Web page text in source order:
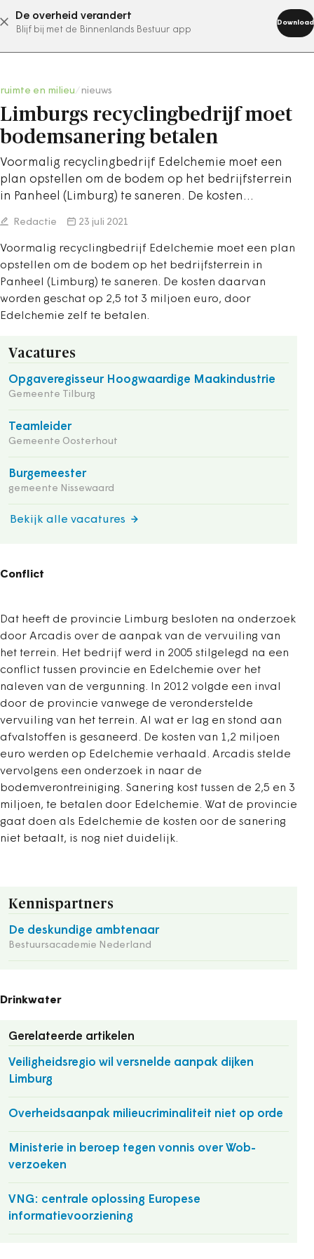
De overheid verandert
Blijf bij met de Binnenlands Bestuur app
Download
abonneer nu
ruimte en milieu nieuws
Limburgs recyclingbedrijf moet
bodemsanering betalen
Voormalig recyclingbedrijf Edelchemie moet een
plan opstellen om de bodem op het bedrijfsterrein
in Panheel (Limburg) te saneren. De kosten…
Redactie 23 juli 2021
Voormalig recyclingbedrijf Edelchemie moet een plan
opstellen om de bodem op het bedrijfsterrein in
Panheel (Limburg) te saneren. De kosten daarvan
worden geschat op 2,5 tot 3 miljoen euro, door
Edelchemie zelf te betalen.
Vacatures
Opgaveregisseur Hoogwaardige Maakindustrie
Gemeente Tilburg
Teamleider
Gemeente Oosterhout
Burgemeester
gemeente Nissewaard
Bekijk alle vacatures
Conflict
Dat heeft de provincie Limburg besloten na onderzoek
door Arcadis over de aanpak van de vervuiling van
het terrein. Het bedrijf werd in 2005 stilgelegd na een
conflict tussen provincie en Edelchemie over het
naleven van de vergunning. In 2012 volgde een inval
door de provincie vanwege de veronderstelde
vervuiling van het terrein. Al wat er lag en stond aan
afvalstoffen is gesaneerd. De kosten van 1,2 miljoen
euro werden op Edelchemie verhaald. Arcadis stelde
vervolgens een onderzoek in naar de
bodemverontreiniging. Sanering kost tussen de 2,5 en 3
miljoen, te betalen door Edelchemie. Wat de provincie
gaat doen als Edelchemie de kosten oor de sanering
niet betaalt, is nog niet duidelijk.
Kennispartners
De deskundige ambtenaar
Bestuursacademie Nederland
Drinkwater
Gerelateerde artikelen
Veiligheidsregio wil versnelde aanpak dijken
Limburg
Overheidsaanpak milieucriminaliteit niet op orde
Ministerie in beroep tegen vonnis over Wob-
verzoeken
VNG: centrale oplossing Europese
informatievoorziening